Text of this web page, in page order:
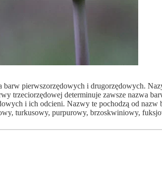
pierwszorzędowych i drugorzędowych.
trzeciorzędowej determinuje zawsze nazwa
i ich odcieni. Nazwy te pochodzą od nazw
turkusowy, purpurowy, brzoskwiniowy,